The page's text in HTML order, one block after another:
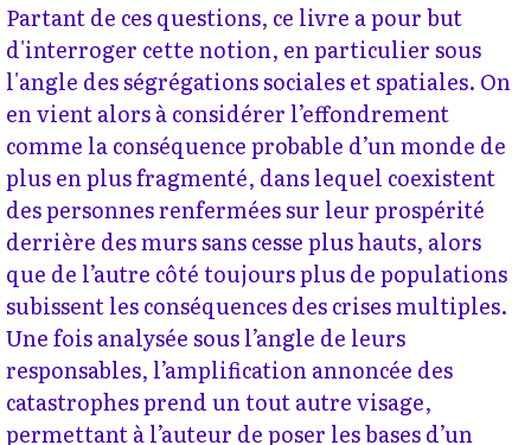
Partant de ces questions, ce livre a pour but
d'interroger cette notion, en particulier sous
l'angle des ségrégations sociales et spatiales. On
en vient alors à considérer l’effondrement
comme la conséquence probable d’un monde de
plus en plus fragmenté, dans lequel coexistent
des personnes renfermées sur leur prospérité
derrière des murs sans cesse plus hauts, alors
que de l’autre côté toujours plus de populations
subissent les conséquences des crises multiples.
Une fois analysée sous l’angle de leurs
responsables, l’amplification annoncée des
catastrophes prend un tout autre visage,
permettant à l’auteur de poser les bases d’un